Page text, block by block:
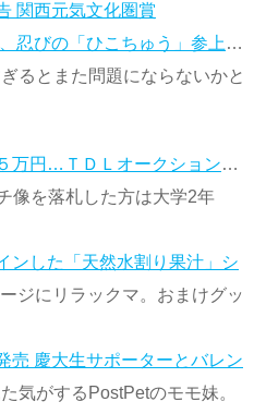
関西元気文化圏賞
忍びの「ひこちゅう」参上 …
るとまた問題にならないかと
万円…ＴＤＬオークション…
像を落札した方は大学2年
ンした「天然水割り果汁」シ
ジにリラックマ。おまけグッ
売 慶大生サポーターとバレン
気がするPostPetのモモ妹。